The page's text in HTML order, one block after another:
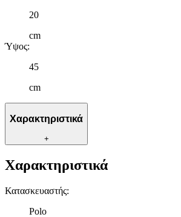
20
cm
Ύψος:
45
cm
Χαρακτηριστικά
+
Χαρακτηριστικά
Κατασκευαστής:
Polo